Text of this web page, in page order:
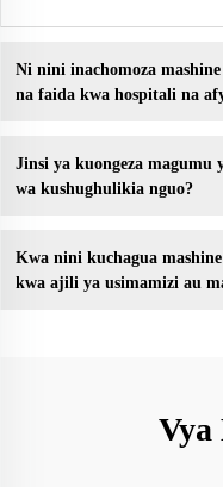
Ni nini inachomoza
na faida kwa hospitali na
Jinsi ya kuongeza magumu
wa kushughulikia nguo?
Kwa nini kuchagua
kwa ajili ya usimamizi au
Vya